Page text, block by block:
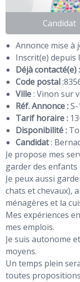
Candidat
Annonce mise à
Inscrit(e) depuis
Déjà contacté(e) :
Code postal:
Ville: Vinon sur
Réf. Annonce :
Tarif horaire :
Disponibilité :
Candidat:
Je propose mes
garder des
Je peux aussi
chats et chevaux),
ménagères et la
Mes expériences
mes emplois.
Je suis autonome
moyens.
Un temps plein
toutes